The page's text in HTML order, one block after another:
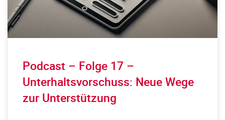
Podcast – Folge 17 –
Unterhaltsvorschuss: Neue Wege
zur Unterstützung